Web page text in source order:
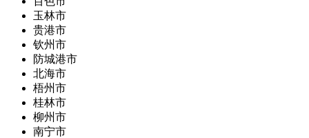
玉林市
贵港市
钦州市
防城港市
北海市
梧州市
桂林市
柳州市
南宁市